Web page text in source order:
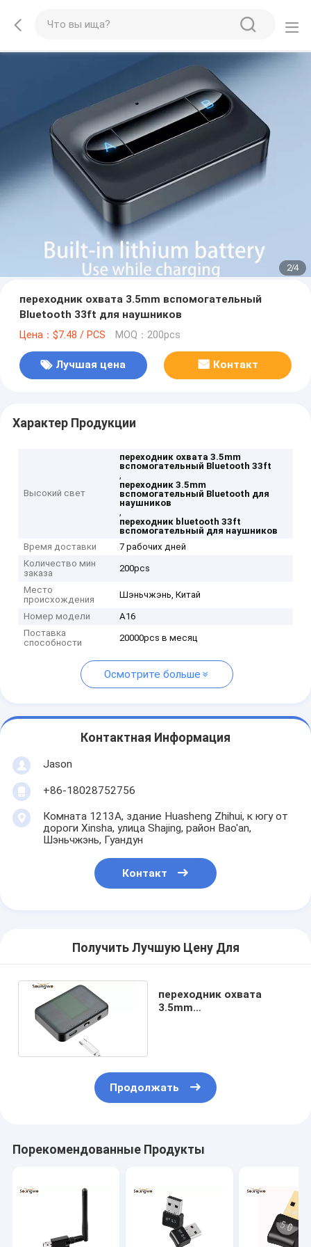
2/4
переходник охвата 3.5mm вспомогательный
Bluetooth 33ft для наушников
Цена：$7.48 / PCS MOQ：200pcs
Лучшая цена Контакт
Характер Продукции
Высокий свет
переходник охвата 3.5mm
вспомогательный Bluetooth 33ft
,
переходник 3.5mm
вспомогательный Bluetooth для
наушников
,
переходник bluetooth 33ft
вспомогательный для наушников
Время доставки
7 рабочих дней
Количество мин
заказа
200pcs
Место
происхождения
Шэньчжэнь, Китай
Номер модели
А16
Поставка
способности
20000pcs в месяц
Осмотрите больше
Контактная Информация
Jason
+86-18028752756
Комната 1213A, здание Huasheng Zhihui, к югу от
дороги Xinsha, улица Shajing, район Bao'an,
Шэньчжэнь, Гуандун
Контакт
Получить Лучшую Цену Для
переходник охвата
3.5mm
Продолжать
Порекомендованные Продукты